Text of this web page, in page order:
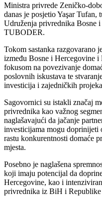
Ministra privrede Zeničko-
danas je posjetio Yaşar
Udruženja privrednika Bosne
TUBODER.
Tokom sastanka razgovarano
između Bosne i Hercegovine i
fokusom na povezivanje
poslovnih iskustava te
investicija i zajedničkih
Sagovornici su istakli značaj
privrednika kao važnog
naglašavajući da jačanje
investicijama mogu
rastu konkurentnosti domaće
mjesta.
Posebno je naglašena
koji imaju potencijal da
Hercegovine, kao i
privrednika iz BiH i Republike